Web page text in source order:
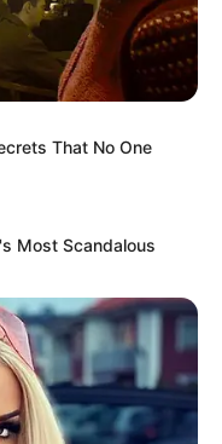
That No One
Most Scandalous